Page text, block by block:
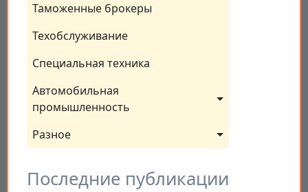
Таможенные брокеры
Техобслуживание
Специальная техника
Автомобильная
промышленность
Разное
Последние публикации